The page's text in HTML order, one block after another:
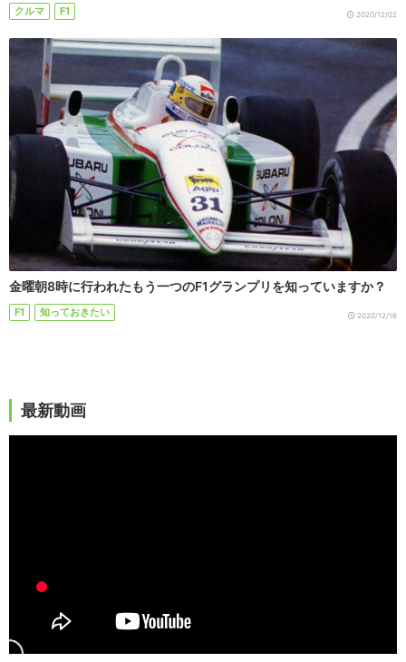
クルマ F1 2020/12/02
金曜朝8時に行われたもう一つのF1グランプリを知っていますか？
F1 知っておきたい 2020/12/16
最新動画